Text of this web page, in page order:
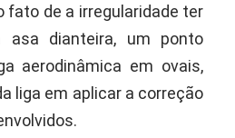
fato de a irregularidade ter
dianteira, um ponto
aerodinâmica em ovais,
liga em aplicar a correção